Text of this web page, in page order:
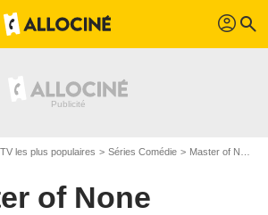
profil search
les plus populaires Séries Comédie Master of None
of None